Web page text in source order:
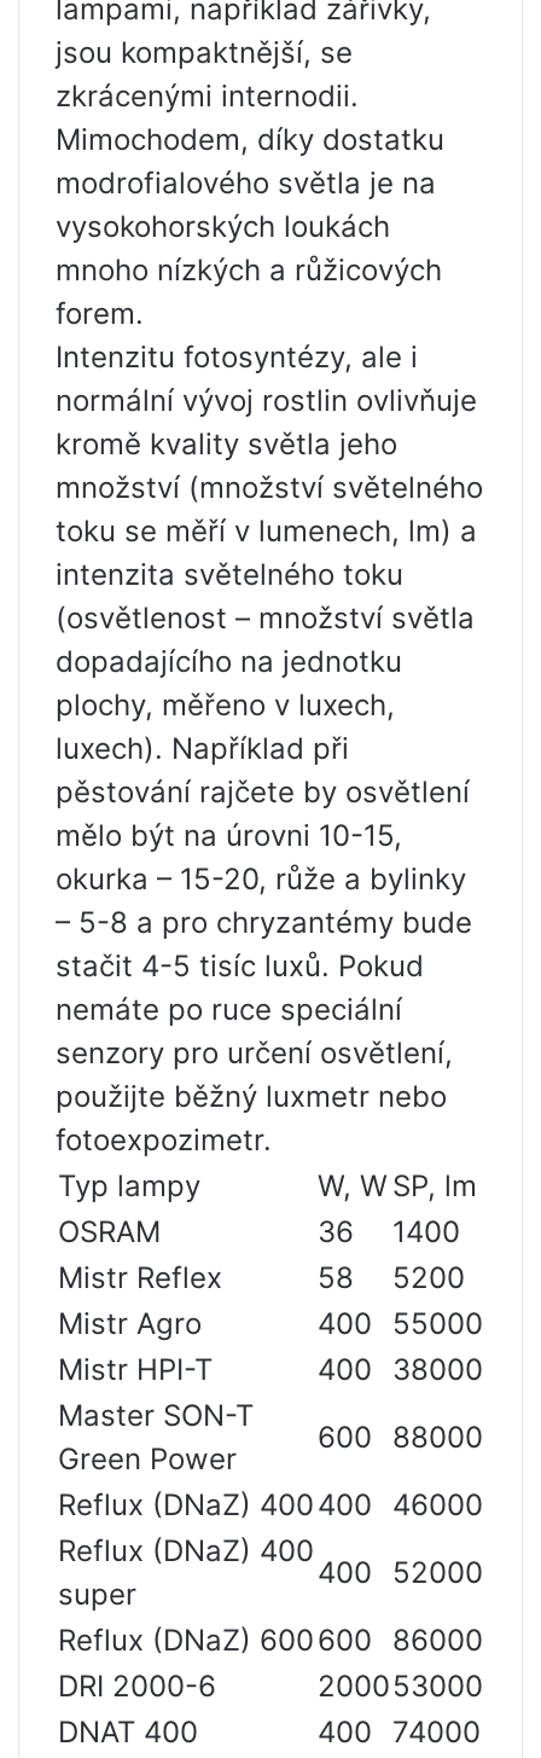
lampami, například zářivky,
jsou kompaktnější, se
zkrácenými internodii.
Mimochodem, díky dostatku
modrofialového světla je na
vysokohorských loukách
mnoho nízkých a růžicových
forem.
Intenzitu fotosyntézy, ale i
normální vývoj rostlin ovlivňuje
kromě kvality světla jeho
množství (množství světelného
toku se měří v lumenech, lm) a
intenzita světelného toku
(osvětlenost – množství světla
dopadajícího na jednotku
plochy, měřeno v luxech,
luxech). Například při
pěstování rajčete by osvětlení
mělo být na úrovni 10-15,
okurka – 15-20, růže a bylinky
– 5-8 a pro chryzantémy bude
stačit 4-5 tisíc luxů. Pokud
nemáte po ruce speciální
senzory pro určení osvětlení,
použijte běžný luxmetr nebo
fotoexpozimetr.
Typ lampy
W, W SP, lm
OSRAM
36
1400
Mistr Reflex
58
5200
Mistr Agro
400
55000
Mistr HPI-T
400
38000
Master SON-T
Green Power
600
88000
Reflux (DNaZ) 400400
46000
Reflux (DNaZ) 400
super
400
52000
Reflux (DNaZ) 600600
86000
DRI 2000-6
200053000
DNAT 400
400
74000